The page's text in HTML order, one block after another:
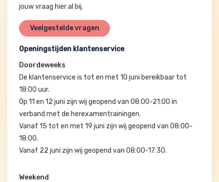
jouw vraag hier al bij.
Veelgestelde vragen
Openingstijden klantenservice
Doordeweeks
De klantenservice is tot en met 10 juni bereikbaar tot
18:00 uur.
Op 11 en 12 juni zijn wij geopend van 08:00-21:00 in
verband met de herexamentrainingen.
Vanaf 15 tot en met 19 juni zijn wij geopend van 08:00-
18:00.
Vanaf 22 juni zijn wij geopend van 08:00-17:30.
Weekend